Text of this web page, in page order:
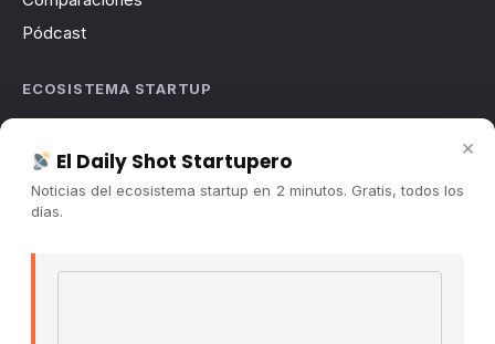
Pódcast
ECOSISTEMA STARTUP
Cómo trabajamos
Newsletter
×
El Daily Shot Startupero
Noticias del ecosistema startup en 2 minutos. Gratis, todos los
días.